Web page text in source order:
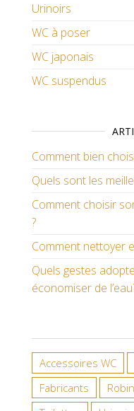
Urinoirs
WC à poser
WC japonais
WC suspendus
Comment bien
Quels sont les
Comment choisir
?
Comment nettoyer
Quels gestes
économiser de
Accessoires WC
Fabricants